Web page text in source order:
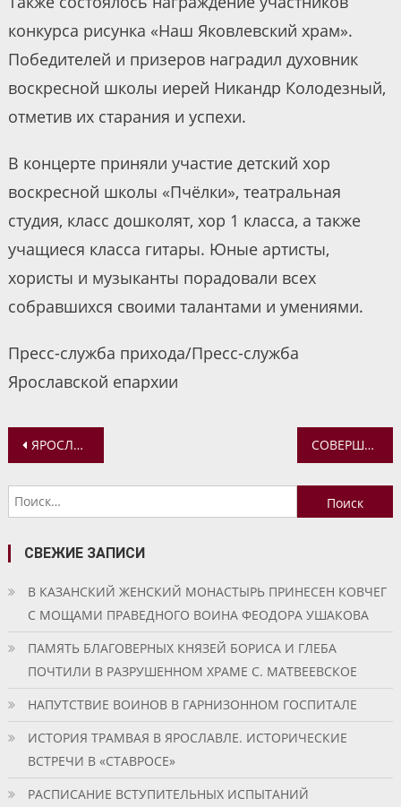
конкурса рисунка «Наш Яковлевский храм».
Победителей и призеров наградил духовник
воскресной школы иерей Никандр Колодезный,
отметив их старания и успехи.
В концерте приняли участие детский хор
воскресной школы «Пчёлки», театральная
студия, класс дошколят, хор 1 класса, а также
учащиеся класса гитары. Юные артисты,
хористы и музыканты порадовали всех
собравшихся своими талантами и умениями.
Пресс-служба прихода/Пресс-служба
Ярославской епархии
Навигация
по
записям
ЯРОСЛАВСКУЮ ГУБЕРНСКУЮ ГИМНАЗИЮ ПОСЕТИЛИ УЧАЩИЕСЯ ИВАНОВСКОЙ НА ЛЕХТЕ ШКОЛЫ СОВЕРШЕН МОЛЕБЕН У ЯРОСЛАВСКОЙ (ПЕЧЕРСКОЙ) ИКОНЫ БОЖИЕЙ МАТЕРИ
Найти:
СВЕЖИЕ ЗАПИСИ
В КАЗАНСКИЙ ЖЕНСКИЙ МОНАСТЫРЬ ПРИНЕСЕН КОВЧЕГ
С МОЩАМИ ПРАВЕДНОГО ВОИНА ФЕОДОРА УШАКОВА
ПАМЯТЬ БЛАГОВЕРНЫХ КНЯЗЕЙ БОРИСА И ГЛЕБА
ПОЧТИЛИ В РАЗРУШЕННОМ ХРАМЕ С. МАТВЕЕВСКОЕ
НАПУТСТВИЕ ВОИНОВ В ГАРНИЗОННОМ ГОСПИТАЛЕ
ИСТОРИЯ ТРАМВАЯ В ЯРОСЛАВЛЕ. ИСТОРИЧЕСКИЕ
ВСТРЕЧИ В «СТАВРОСЕ»
РАСПИСАНИЕ ВСТУПИТЕЛЬНЫХ ИСПЫТАНИЙ